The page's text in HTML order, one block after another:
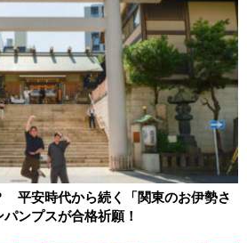
平安時代から続く「関東のお伊勢さ
ンプスが合格祈願！